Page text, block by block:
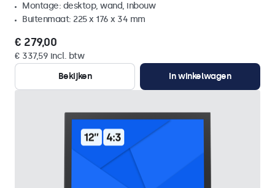
Montage: desktop, wand, inbouw
Buitenmaat: 225 x 176 x 34 mm
€ 279,00
€ 337,59 incl. btw
Bekijken
In winkelwagen